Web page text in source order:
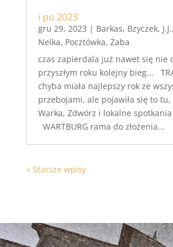
i po 2023
gru 29, 2023 | Barkas, Bzyczek, J.J.,
Nelka, Pocztówka, Żaba
czas zapierdala już nawet się nie
przyszłym roku kolejny bieg...
chyba miała najlepszy rok ze
przebojami, ale pojawiła się to
Warka, Zdwórz i lokalne
WARTBURG rama do złożenia...
« Starsze wpisy